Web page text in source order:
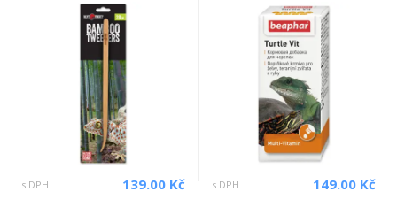
s DPH 139.00 Kč s DPH 149.00 Kč